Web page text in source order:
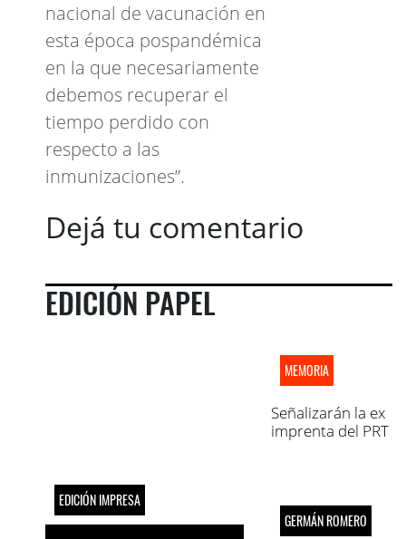
nacional de vacunación en
esta época pospandémica
en la que necesariamente
debemos recuperar el
tiempo perdido con
respecto a las
inmunizaciones”.
Dejá tu comentario
EDICIÓN PAPEL
EDICIÓN IMPRESA
MEMORIA
Señalizarán la ex
imprenta del PRT
GERMÁN ROMERO